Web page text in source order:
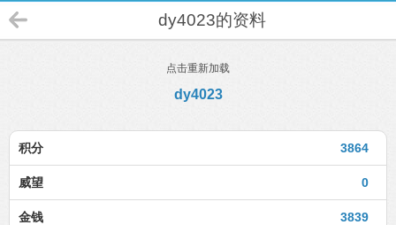
dy4023的资料
点击重新加载
dy4023
3864
积分
0
威望
3839
金钱